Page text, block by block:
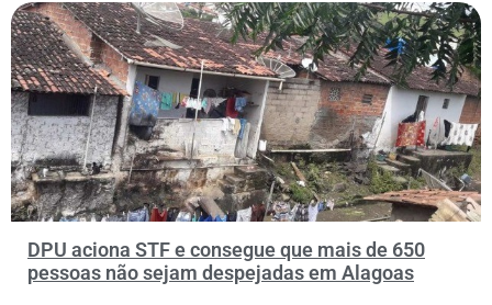
DPU aciona STF e consegue que mais de 650
pessoas não sejam despejadas em Alagoas